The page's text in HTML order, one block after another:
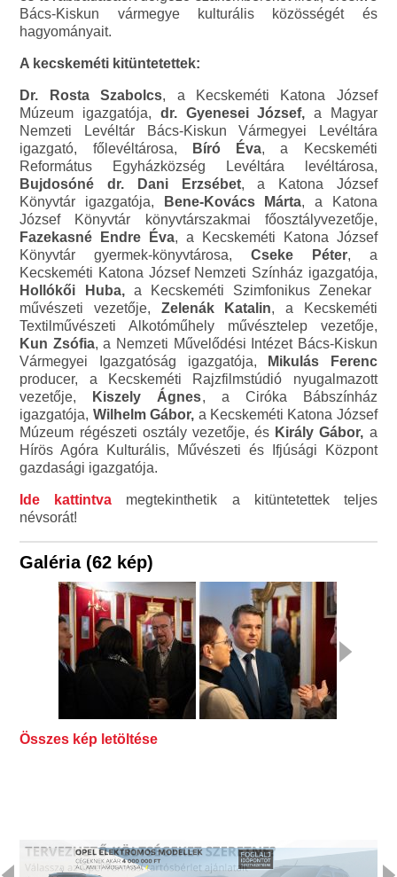
Bács-Kiskun vármegye kulturális közösségét és
hagyományait.
A kecskeméti kitüntetettek:
Dr. Rosta Szabolcs, a Kecskeméti Katona József
Múzeum igazgatója, dr. Gyenesei József, a Magyar
Nemzeti Levéltár Bács-Kiskun Vármegyei Levéltára
igazgató, főlevéltárosa,
Bíró Éva, a Kecskeméti
Református Egyházközség Levéltára levéltárosa,
Bujdosóné dr. Dani Erzsébet, a Katona József
Könyvtár igazgatója,
Bene-Kovács Márta, a Katona
József Könyvtár könyvtárszakmai főosztályvezetője,
Fazekasné Endre Éva, a Kecskeméti Katona József
Könyvtár gyermek-könyvtárosa, Cseke Péter, a
Kecskeméti Katona József Nemzeti Színház igazgatója,
Hollókői Huba,a Kecskeméti Szimfonikus Zenekar
művészeti vezetője, Zelenák Katalin, a Kecskeméti
Textilművészeti Alkotóműhely művésztelep vezetője,
Kun Zsófia, a Nemzeti Művelődési Intézet Bács-Kiskun
Vármegyei Igazgatóság igazgatója,
Mikulás Ferenc
producer, a Kecskeméti Rajzfilmstúdió nyugalmazott
vezetője,
Kiszely Ágnes, a Ciróka Bábszínház
igazgatója, Wilhelm Gábor, a Kecskeméti Katona József
Múzeum régészeti osztály vezetője, és Király Gábor, a
Hírös Agóra Kulturális, Művészeti és Ifjúsági Központ
gazdasági igazgatója.
Ide kattintva megtekinthetik a kitüntetettek teljes
névsorát!
Galéria (62 kép)
Összes kép letöltése